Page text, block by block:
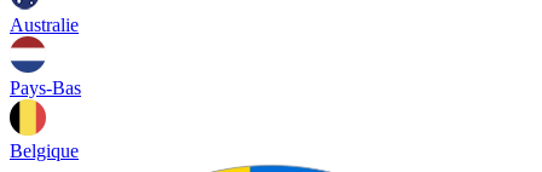
Australie
Pays-Bas
Belgique